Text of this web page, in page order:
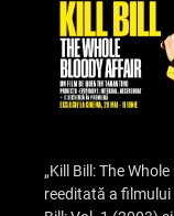
„Kill Bill: The
reeditată a filmului